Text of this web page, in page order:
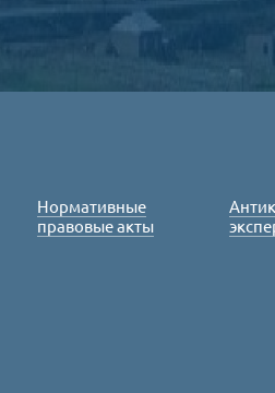
Нормативные
правовые акты